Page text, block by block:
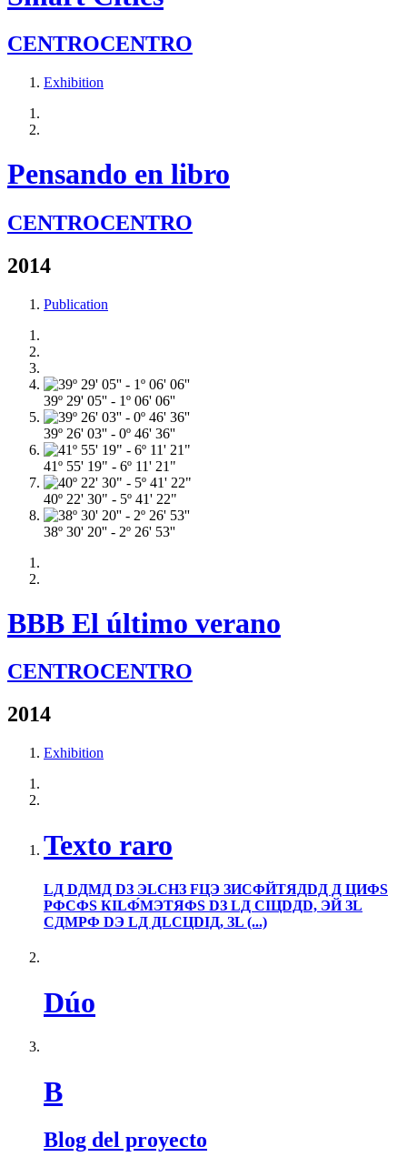
CENTROCENTRO
Exhibition
Pensando en libro
CENTROCENTRO
2014
Publication
39º 29' 05'' - 1º 06' 06''
39º 26' 03'' - 0º 46' 36''
41º 55' 19" - 6º 11' 21"
40º 22' 30" - 5º 41' 22"
38º 30' 20'' - 2º 26' 53''
BBB El último verano
CENTROCENTRO
2014
Exhibition
Texto raro
LД DДMД DЗ ЭLCHЗ FЦЭ ЗИCФЙTЯДDД Д ЦИФS
PФCФS КILФ́MЭTЯФS DЗ LД CIЦDДD, ЭЙ ЗL
CДMPФ DЭ LД ДLCЦDIД, ЗL (...)
Dúo
B
Blog del proyecto